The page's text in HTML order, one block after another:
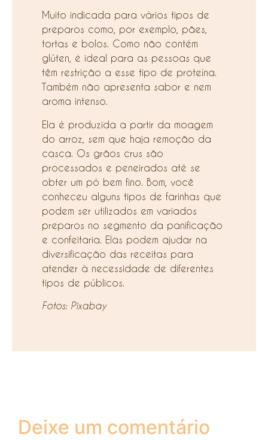
Muito indicada para vários tipos de
preparos como, por exemplo, pães,
tortas e bolos. Como não contém
glúten, é ideal para as pessoas que
têm restrição a esse tipo de proteína.
Também não apresenta sabor e nem
aroma intenso.
Ela é produzida a partir da moagem
do arroz, sem que haja remoção da
casca. Os grãos crus são
processados e peneirados até se
obter um pó bem fino. Bom, você
conheceu alguns tipos de farinhas que
podem ser utilizados em variados
preparos no segmento da panificação
e confeitaria. Elas podem ajudar na
diversificação das receitas para
atender à necessidade de diferentes
tipos de públicos.
Fotos: Pixabay
Deixe um comentário